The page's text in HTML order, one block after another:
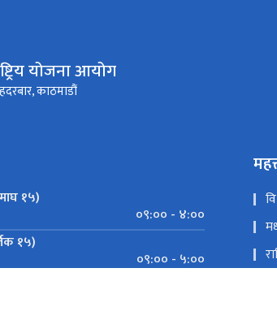
योजना आयोग
काठमाडौं
१५)
०९:०० - ४:००
१५)
०९:०० - ५:००